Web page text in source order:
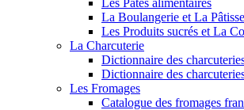
Les Pâtes alimentaires
La Boulangerie et La
Les Produits sucrés et La
La Charcuterie
Dictionnaire des
Dictionnaire des
Les Fromages
Catalogue des fromages